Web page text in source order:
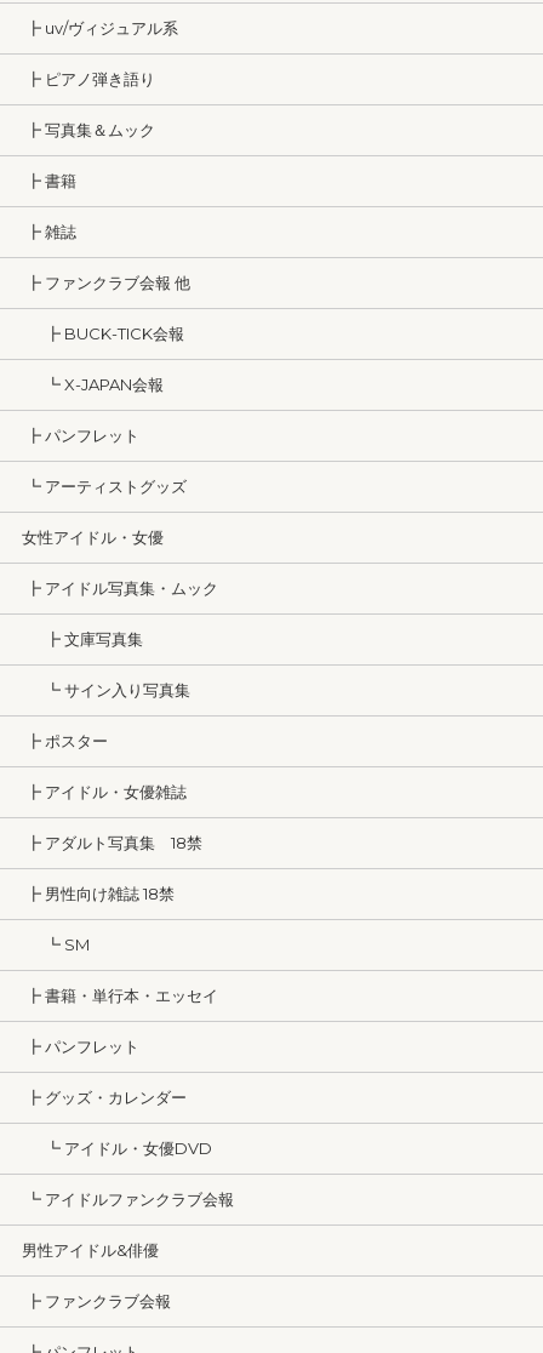
┣ uv/ヴィジュアル系
┣ ピアノ弾き語り
┣ 写真集＆ムック
┣ 書籍
┣ 雑誌
┣ ファンクラブ会報 他
┣ BUCK-TICK会報
┗ X-JAPAN会報
┣ パンフレット
┗ アーティストグッズ
女性アイドル・女優
┣ アイドル写真集・ムック
┣ 文庫写真集
┗ サイン入り写真集
┣ ポスター
┣ アイドル・女優雑誌
┣ アダルト写真集 18禁
┣ 男性向け雑誌 18禁
┗ SM
┣ 書籍・単行本・エッセイ
┣ パンフレット
┣ グッズ・カレンダー
┗ アイドル・女優DVD
┗ アイドルファンクラブ会報
男性アイドル&俳優
┣ ファンクラブ会報